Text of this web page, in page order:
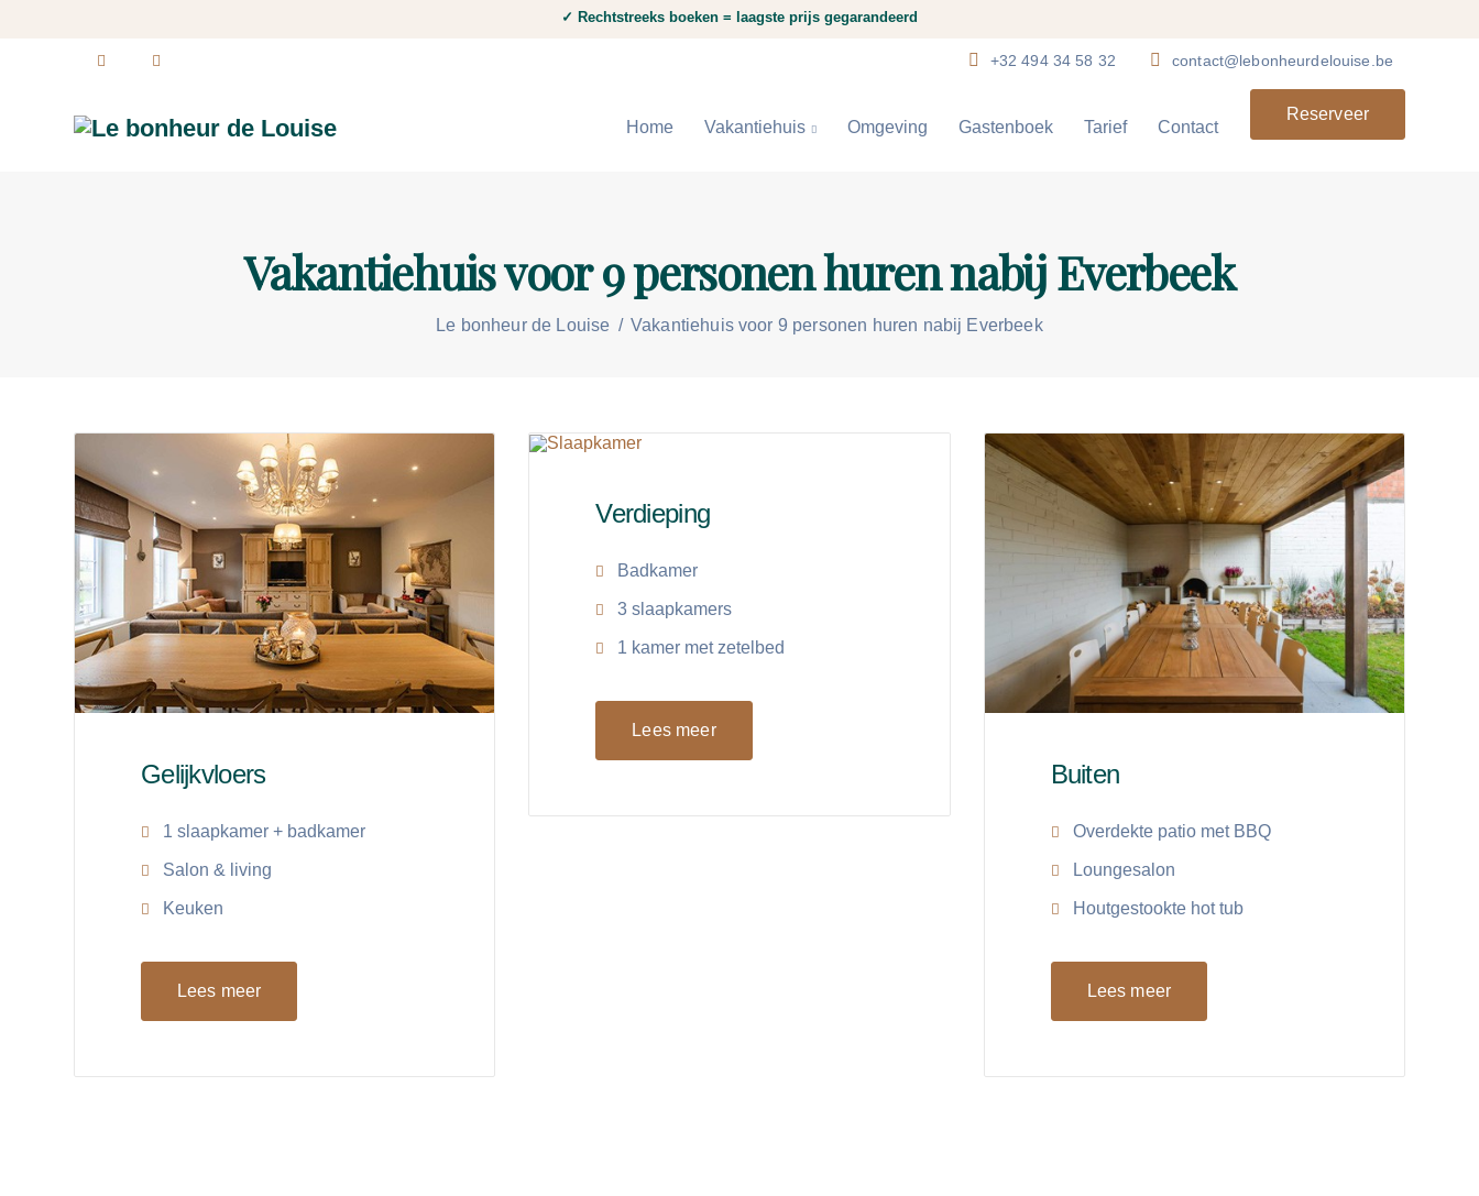
✓ Rechtstreeks boeken = laagste prijs gegarandeerd
+32 494 34 58 32 contact@lebonheurdelouise.be
Home Vakantiehuis Omgeving Gastenboek Tarief Contact
Reserveer
Vakantiehuis voor 9 personen huren nabij Everbeek
Le bonheur de Louise / Vakantiehuis voor 9 personen huren nabij Everbeek
Gelijkvloers
1 slaapkamer + badkamer
Salon & living
Keuken
Lees meer
Verdieping
Badkamer
3 slaapkamers
1 kamer met zetelbed
Lees meer
Buiten
Overdekte patio met BBQ
Loungesalon
Houtgestookte hot tub
Lees meer